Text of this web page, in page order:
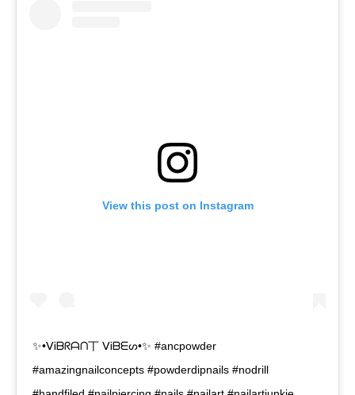
View this post on Instagram
✨•ᐯᎥᗷᖇᗩᑎ丅 ᐯᎥᗷᗴᔕ•✨ #ancpowder
#amazingnailconcepts #powderdipnails #nodrill